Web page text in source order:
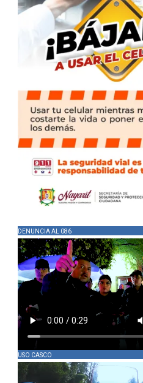
DENUNCIA AL 086
USO CASCO